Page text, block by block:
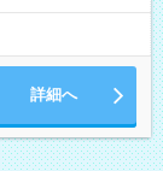
詳細へ